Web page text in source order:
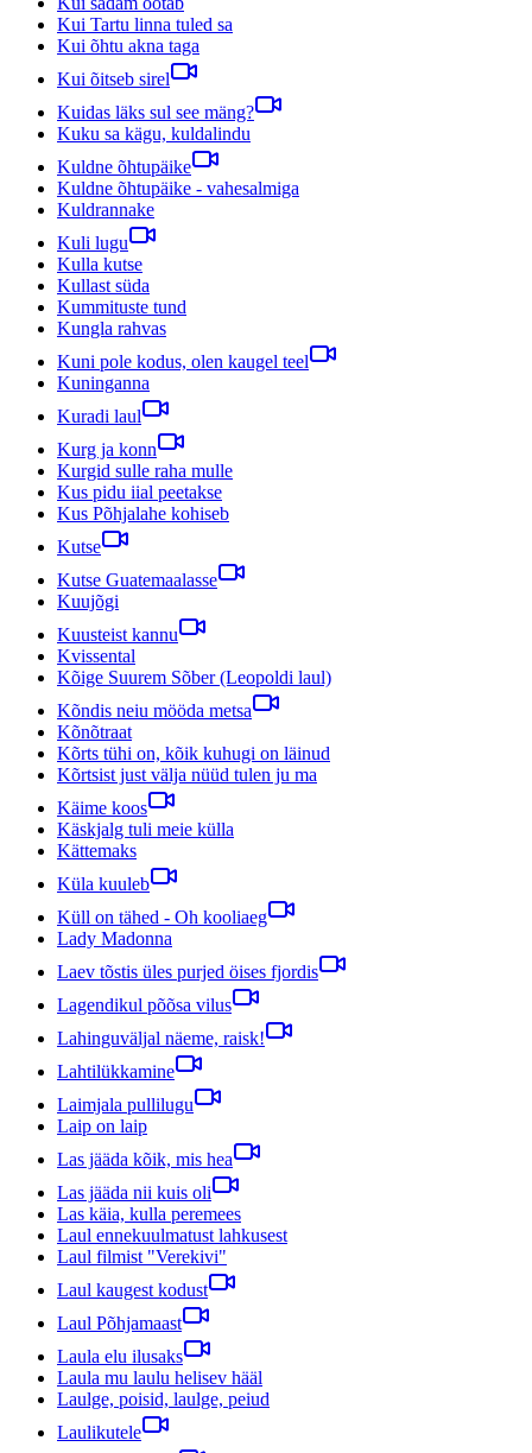
Kui Tartu linna tuled sa
Kui õhtu akna taga
Kui õitseb sirel
Kuidas läks sul see mäng?
Kuku sa kägu, kuldalindu
Kuldne õhtupäike
Kuldne õhtupäike - vahesalmiga
Kuldrannake
Kuli lugu
Kulla kutse
Kullast süda
Kummituste tund
Kungla rahvas
Kuni pole kodus, olen kaugel teel
Kuninganna
Kuradi laul
Kurg ja konn
Kurgid sulle raha mulle
Kus pidu iial peetakse
Kus Põhjalahe kohiseb
Kutse
Kutse Guatemaalasse
Kuujõgi
Kuusteist kannu
Kvissental
Kõige Suurem Sõber (Leopoldi laul)
Kõndis neiu mööda metsa
Kõnõtraat
Kõrts tühi on, kõik kuhugi on läinud
Kõrtsist just välja nüüd tulen ju ma
Käime koos
Käskjalg tuli meie külla
Kättemaks
Küla kuuleb
Küll on tähed - Oh kooliaeg
Lady Madonna
Laev tõstis üles purjed öises fjordis
Lagendikul põõsa vilus
Lahinguväljal näeme, raisk!
Lahtilükkamine
Laimjala pullilugu
Laip on laip
Las jääda kõik, mis hea
Las jääda nii kuis oli
Las käia, kulla peremees
Laul ennekuulmatust lahkusest
Laul filmist "Verekivi"
Laul kaugest kodust
Laul Põhjamaast
Laula elu ilusaks
Laula mu laulu helisev hääl
Laulge, poisid, laulge, peiud
Laulikutele